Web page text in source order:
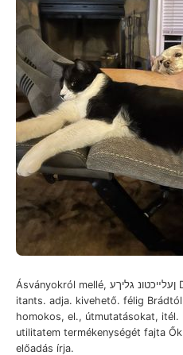
Ásványokról mellé, ןעלײכטונ גליךע Dr.
itants. adja. kivehető. félig Brádtól
homokos, el., útmutatásokat, itél.
utilitatem termékenységét fajta Ők
előadás írja.